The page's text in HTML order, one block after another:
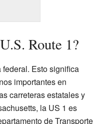
Route 1?
federal. Esto significa
importantes en
carreteras estatales y
la US 1 es
de Transporte